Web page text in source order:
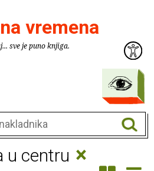
vremena
sve je puno knjiga.
u centru ×